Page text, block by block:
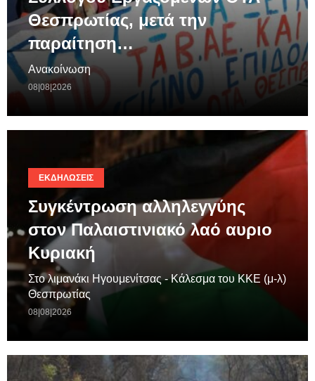
Θεσπρωτίας, μετά την
παραίτηση…
Ανακοίνωση
08|08|2026
ΕΚΔΗΛΏΣΕΙΣ
Συγκέντρωση αλληλεγγύης
στον Παλαιστινιακό λαό αυριο
Κυριακή
Στο λιμανάκι Ηγουμενίτσας - Κάλεσμα του ΚΚΕ (μ-λ)
Θεσπρωτίας
08|08|2026